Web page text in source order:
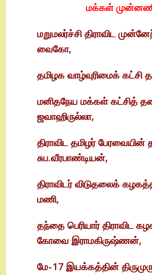
மக்கள்
மறுமலர்ச்சி திராவிட
வைகோ,
தமிழக வாழ்வுரிமைக்
மனிதநேய மக்கள் கட்சித்
ஜவாஹிருல்லா,
திராவிட தமிழர் பேரவையின்
சுப.வீரபாண்டியன்,
திராவிடர் விடுதலைக்
மணி,
தந்தை பெரியார் திராவிட
கோவை இராமகிருஷ்ணன்,
மே-17 இயக்கத்தின்